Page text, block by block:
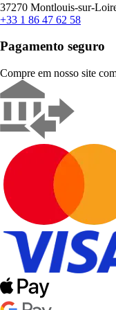
37270 Montlouis-sur-
+33 1 86 47 62 58
Pagamento seguro
Compre em nosso site